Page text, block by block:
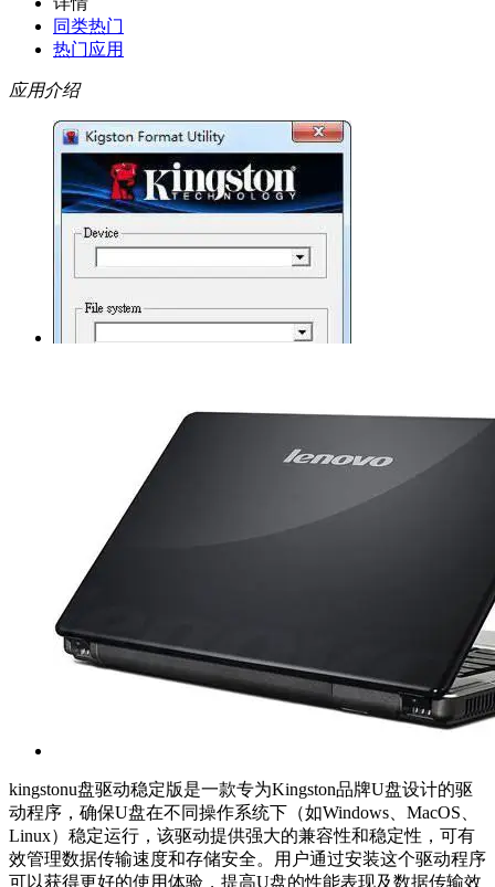
同类热门
热门应用
应用介绍
kingstonu盘驱动稳定版是一款专为Kingston品牌U盘设计的驱
动程序，确保U盘在不同操作系统下（如Windows、MacOS、
Linux）稳定运行，该驱动提供强大的兼容性和稳定性，可有
效管理数据传输速度和存储安全。用户通过安装这个驱动程序
可以获得更好的使用体验，提高U盘的性能表现及数据传输效